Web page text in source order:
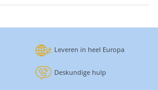
Leveren in heel Europa
Deskundige hulp